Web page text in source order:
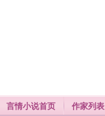
言情小说首页 作家列表